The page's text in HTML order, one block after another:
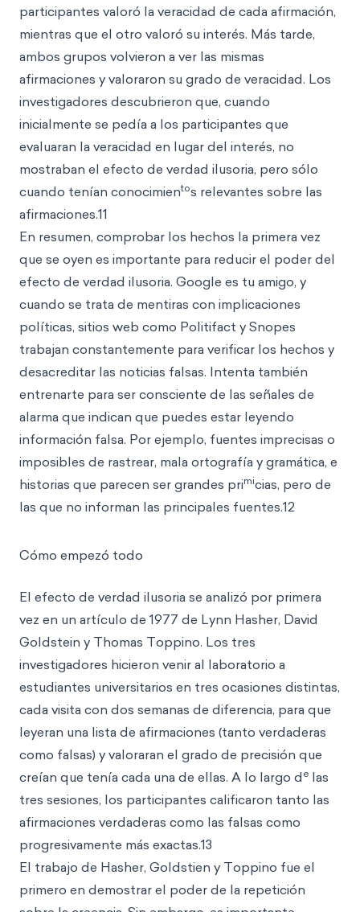
participantes valoró la veracidad de cada afirmación,
mientras que el otro valoró su interés. Más tarde,
ambos grupos volvieron a ver las mismas
afirmaciones y valoraron su grado de veracidad. Los
investigadores descubrieron que, cuando
inicialmente se pedía a los participantes que
evaluaran la veracidad en lugar del interés, no
mostraban el efecto de verdad ilusoria, pero sólo
cuando tenían conocimientos relevantes sobre las
afirmaciones.11
En resumen, comprobar los hechos la primera vez
que se oyen es importante para reducir el poder del
efecto de verdad ilusoria. Google es tu amigo, y
cuando se trata de mentiras con implicaciones
políticas, sitios web como Politifact y Snopes
trabajan constantemente para verificar los hechos y
desacreditar las noticias falsas. Intenta también
entrenarte para ser consciente de las señales de
alarma que indican que puedes estar leyendo
información falsa. Por ejemplo, fuentes imprecisas o
imposibles de rastrear, mala ortografía y gramática, e
historias que parecen ser grandes primicias, pero de
las que no informan las principales fuentes.12
Cómo empezó todo
El efecto de verdad ilusoria se analizó por primera
vez en un artículo de 1977 de Lynn Hasher, David
Goldstein y Thomas Toppino. Los tres
investigadores hicieron venir al laboratorio a
estudiantes universitarios en tres ocasiones distintas,
cada visita con dos semanas de diferencia, para que
leyeran una lista de afirmaciones (tanto verdaderas
como falsas) y valoraran el grado de precisión que
creían que tenía cada una de ellas. A lo largo de las
tres sesiones, los participantes calificaron tanto las
afirmaciones verdaderas como las falsas como
progresivamente más exactas.13
El trabajo de Hasher, Goldstien y Toppino fue el
primero en demostrar el poder de la repetición